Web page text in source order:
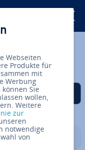
teilen
teilen
LinkedIn teilen
Als be­vor­zug­te Quelle
auf Google hin­zu­fü­gen
Webseiten
Produkte für
mit
Werbung
können Sie
wollen,
Weitere
zur
notwendige
von